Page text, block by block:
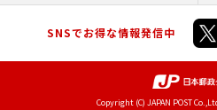
SNSでお得な情報発信中
Copyright (C) JAPAN POST